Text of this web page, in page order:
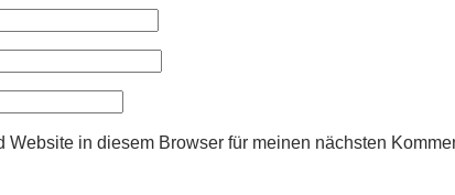
Website in diesem Browser für meinen nächsten